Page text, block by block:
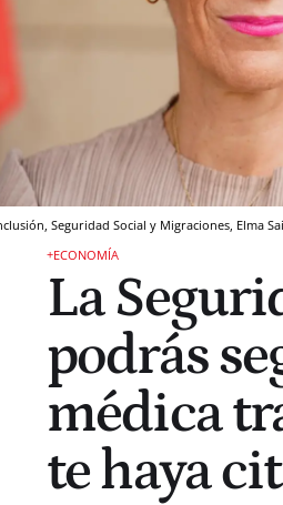
Seguridad Social y Migraciones, Elma
+ECONOMÍA
La
podrás
médica
te haya